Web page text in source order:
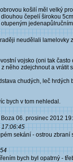
košilí měl velký
čepelí širokou
neudělali lamelovky
vojsko (oni tak
něho zdejchnout a vrátit
chudých, leč
bych v tom nehledal.
06. prosinec 2012
17:06:45
sekání - ostrou
bych byl opatrný -